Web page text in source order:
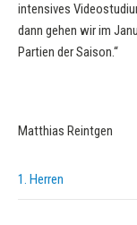
intensives
dann gehen wir im
Partien der Saison.“
Matthias Reintgen
1. Herren